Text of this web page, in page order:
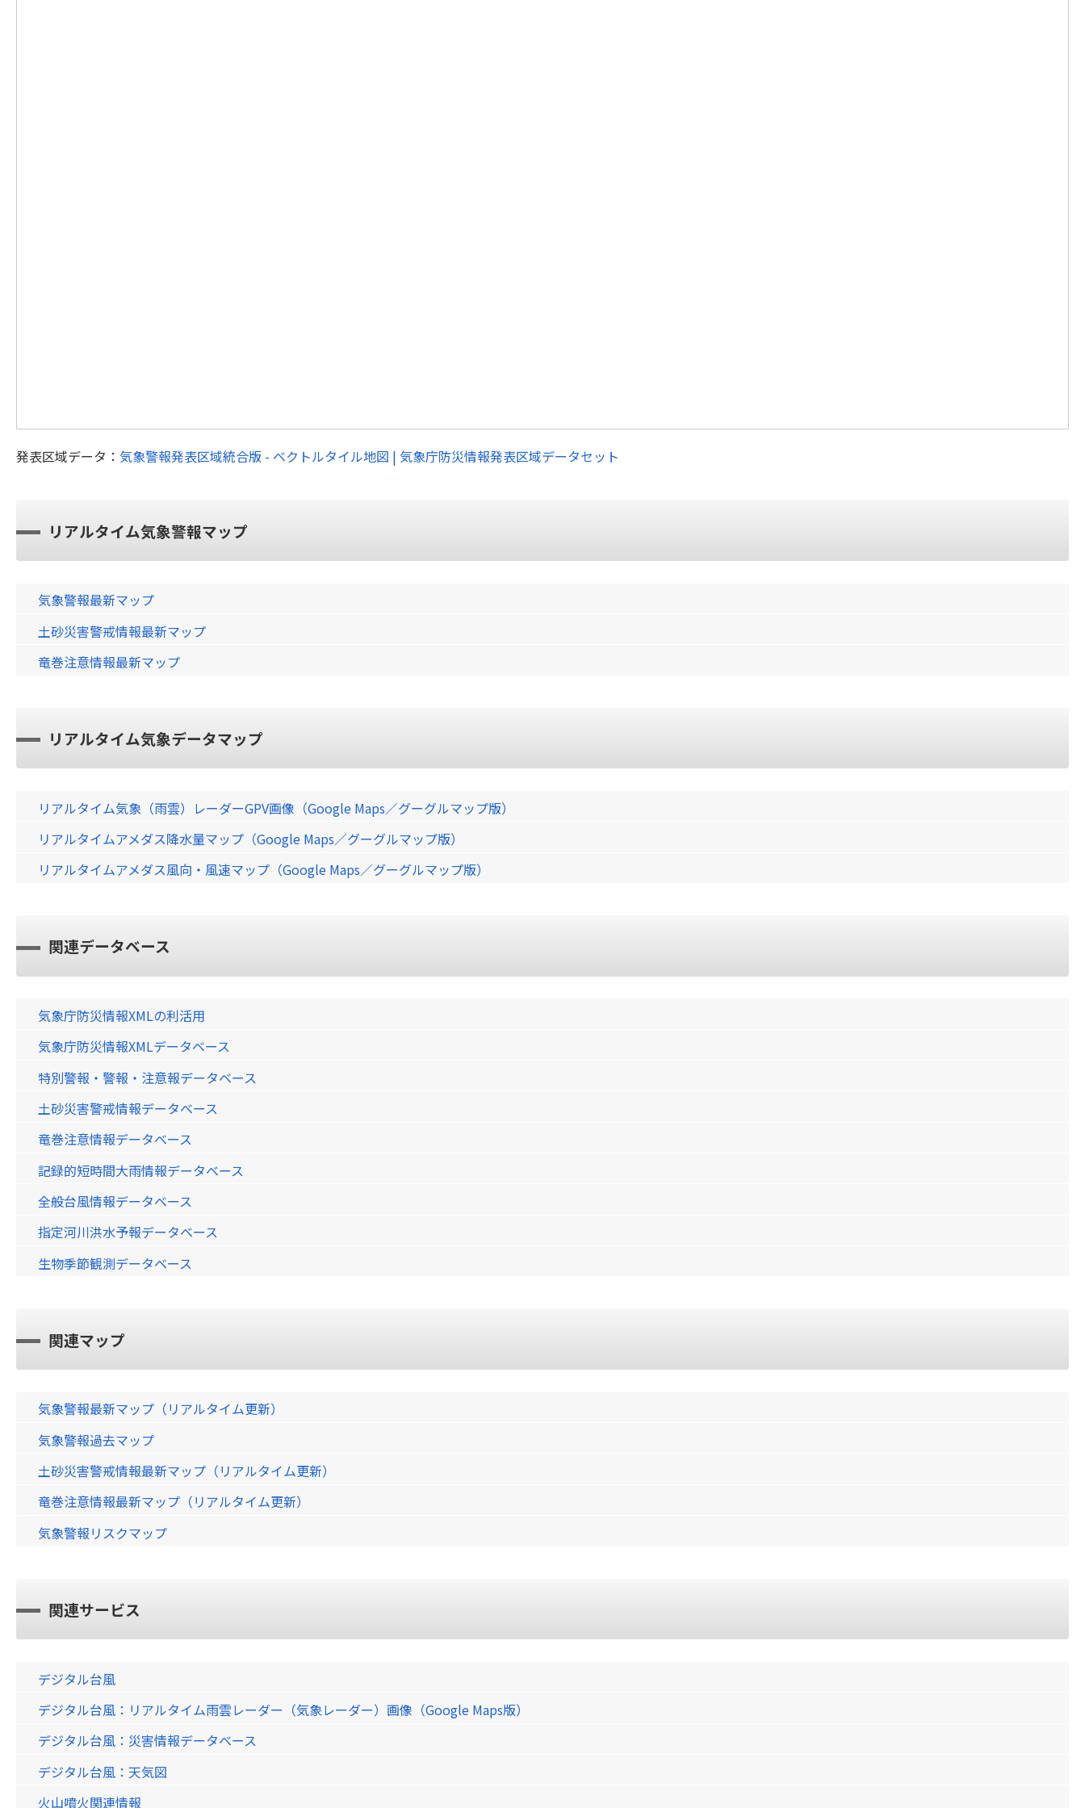
発表区域データ： 気象警報発表区域統合版 - ベクトルタイル地図 | 気象庁防災情報発表区域データセット
リアルタイム気象警報マップ
気象警報最新マップ
土砂災害警戒情報最新マップ
竜巻注意情報最新マップ
リアルタイム気象データマップ
リアルタイム気象（雨雲）レーダーGPV画像（Google Maps／グーグルマップ版）
リアルタイムアメダス降水量マップ（Google Maps／グーグルマップ版）
リアルタイムアメダス風向・風速マップ（Google Maps／グーグルマップ版）
関連データベース
気象庁防災情報XMLの利活用
気象庁防災情報XMLデータベース
特別警報・警報・注意報データベース
土砂災害警戒情報データベース
竜巻注意情報データベース
記録的短時間大雨情報データベース
全般台風情報データベース
指定河川洪水予報データベース
生物季節観測データベース
関連マップ
気象警報最新マップ（リアルタイム更新）
気象警報過去マップ
土砂災害警戒情報最新マップ（リアルタイム更新）
竜巻注意情報最新マップ（リアルタイム更新）
気象警報リスクマップ
関連サービス
デジタル台風
デジタル台風：リアルタイム雨雲レーダー（気象レーダー）画像（Google Maps版）
デジタル台風：災害情報データベース
デジタル台風：天気図
火山噴火関連情報